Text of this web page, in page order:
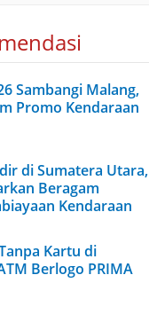
Sambangi Malang,
Promo Kendaraan
di Sumatera Utara,
Beragam
Kendaraan
Kartu di
Berlogo PRIMA